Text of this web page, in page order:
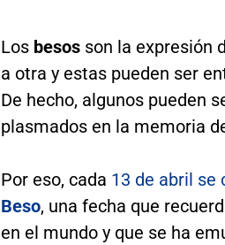
Los besosson la expresión
a otra y estas pueden ser
De hecho, algunos pueden
plasmados en la memoria
Por eso, cada 13 de abril se
Beso, una fecha que
en el mundo y que se ha